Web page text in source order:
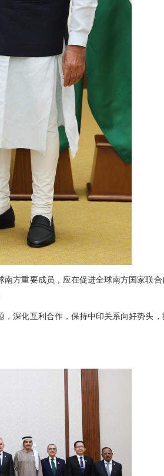
方重要成员，应在促进全球南方国家联
深化互利合作，保持中印关系向好势头